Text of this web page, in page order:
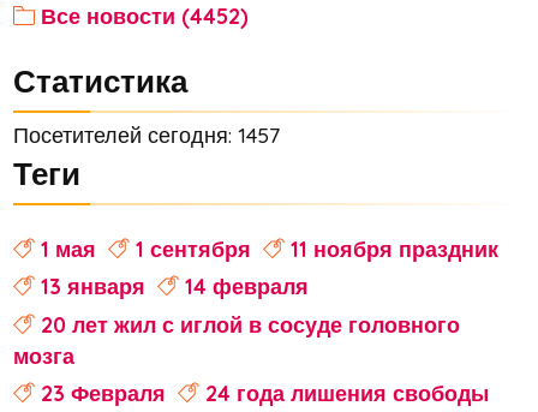
Все новости (4452)
Статистика
Посетителей сегодня: 1457
Теги
1 мая 1 сентября
11 ноября праздник
13 января
14 февраля
20 лет жил с иглой в сосуде головного
мозга
23 Февраля
24 года лишения свободы